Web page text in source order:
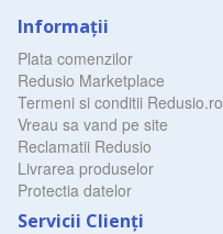
Informaţii
Plata comenzilor
Redusio Marketplace
Termeni si conditii Redusio.ro
Vreau sa vand pe site
Reclamatii Redusio
Livrarea produselor
Protectia datelor
Servicii Clienţi